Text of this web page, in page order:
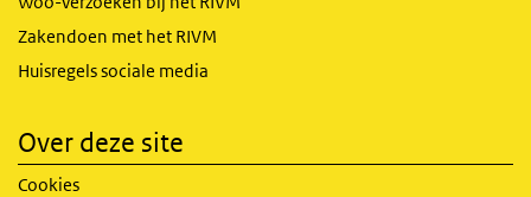
Zakendoen met het RIVM
Huisregels sociale media
Over deze site
Cookies